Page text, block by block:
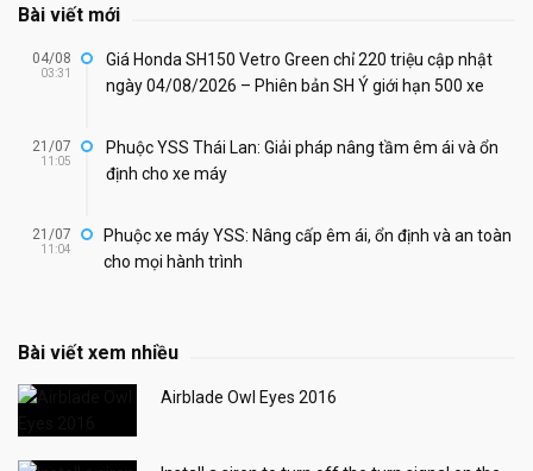
Bài viết mới
04/08
03:31
Giá Honda SH150 Vetro Green chỉ 220 triệu cập nhật
ngày 04/08/2026 – Phiên bản SH Ý giới hạn 500 xe
21/07
11:05
Phuộc YSS Thái Lan: Giải pháp nâng tầm êm ái và ổn
định cho xe máy
21/07
11:04
Phuộc xe máy YSS: Nâng cấp êm ái, ổn định và an toàn
cho mọi hành trình
Bài viết xem nhiều
Airblade Owl Eyes 2016